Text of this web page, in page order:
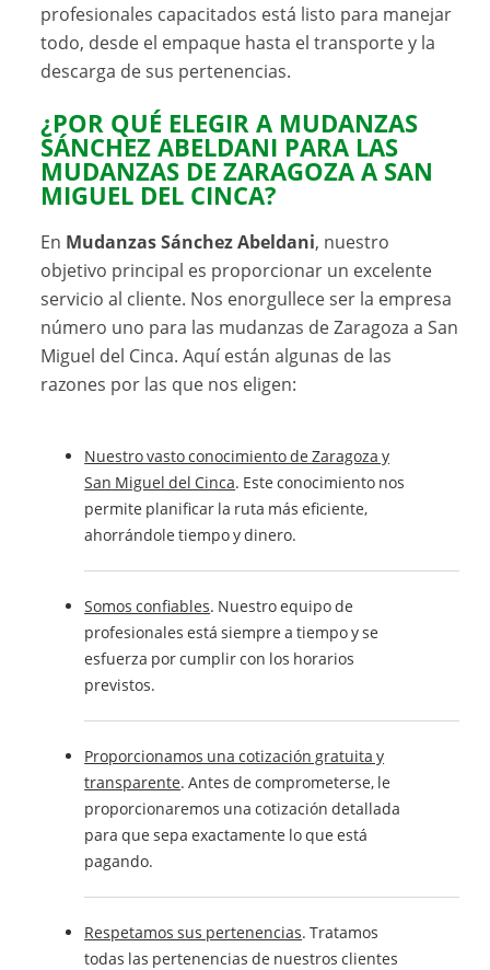
profesionales capacitados está listo para manejar
todo, desde el empaque hasta el transporte y la
descarga de sus pertenencias.
¿POR QUÉ ELEGIR A MUDANZAS
SÁNCHEZ ABELDANI PARA LAS
MUDANZAS DE ZARAGOZA A SAN
MIGUEL DEL CINCA?
En Mudanzas Sánchez Abeldani, nuestro
objetivo principal es proporcionar un excelente
servicio al cliente. Nos enorgullece ser la empresa
número uno para las mudanzas de Zaragoza a San
Miguel del Cinca. Aquí están algunas de las
razones por las que nos eligen:
Nuestro vasto conocimiento de Zaragoza y
San Miguel del Cinca. Este conocimiento nos
permite planificar la ruta más eficiente,
ahorrándole tiempo y dinero.
Somos confiables. Nuestro equipo de
profesionales está siempre a tiempo y se
esfuerza por cumplir con los horarios
previstos.
Proporcionamos una cotización gratuita y
transparente. Antes de comprometerse, le
proporcionaremos una cotización detallada
para que sepa exactamente lo que está
pagando.
Respetamos sus pertenencias. Tratamos
todas las pertenencias de nuestros clientes